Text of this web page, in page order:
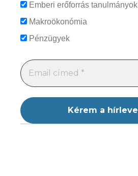
Emberi erőforrás tanulmányok
Makroökonómia
Pénzügyek